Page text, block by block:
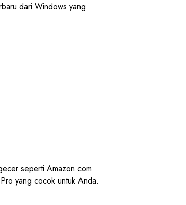
dari Windows yang
seperti Amazon.com.
yang cocok untuk Anda.